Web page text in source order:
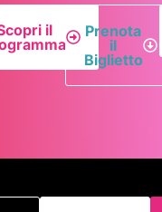
il
Prenota
il
Biglietto